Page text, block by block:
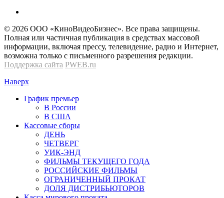
© 2026 OOО «КиноВидеоБизнес». Все права защищены.
Полная или частичная публикация в средствах массовой
информации, включая прессу, телевидение, радио и Интернет,
возможна только с письменного разрешения редакции.
Поддержка сайта PWEB.ru
Наверх
График премьер
В России
В США
Кассовые сборы
ДЕНЬ
ЧЕТВЕРГ
УИК-ЭНД
ФИЛЬМЫ ТЕКУЩЕГО ГОДА
РОССИЙСКИЕ ФИЛЬМЫ
ОГРАНИЧЕННЫЙ ПРОКАТ
ДОЛЯ ДИСТРИБЬЮТОРОВ